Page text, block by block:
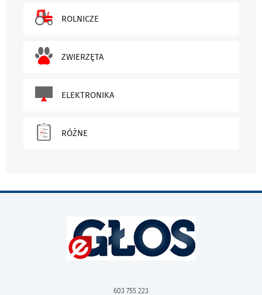
ROLNICZE
ZWIERZĘTA
ELEKTRONIKA
RÓŻNE
603 755 223